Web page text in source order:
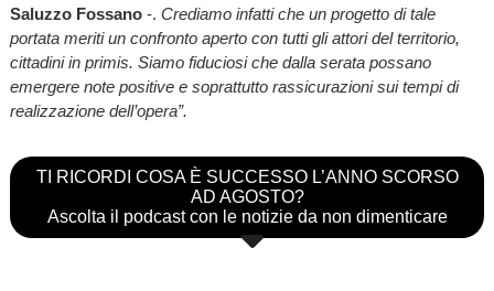
Saluzzo Fossano-. Crediamo infatti che un progetto di tale
portata meriti un confronto aperto con tutti gli attori del territorio,
cittadini in primis. Siamo fiduciosi che dalla serata possano
emergere note positive e soprattutto rassicurazioni sui tempi di
realizzazione dell’opera”.
TI RICORDI COSA È SUCCESSO L’ANNO SCORSO
AD AGOSTO?
Ascolta il podcast con le notizie da non dimenticare